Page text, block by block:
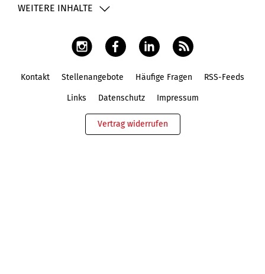
WEITERE INHALTE
Kontakt Stellenangebote Häufige Fragen RSS-Feeds
Links Datenschutz Impressum
Vertrag widerrufen